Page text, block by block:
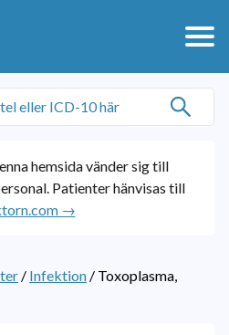
hemsida vänder sig till
Patienter hänvisas till
→
/ Infektion / Toxoplasma,